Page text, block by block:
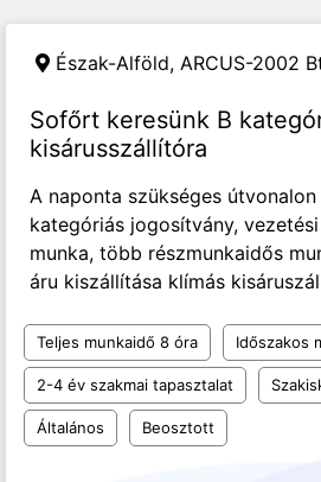
Észak-Alföld, ARCUS-2002
Sofőrt keresünk B
kisárusszállítóra
A naponta szükséges
kategóriás jogosítvány,
munka, több részmunkaidős
áru kiszállítása klímás
Teljes munkaidő 8 óra Időszakos
2-4 év szakmai tapasztalat
Általános Beosztott